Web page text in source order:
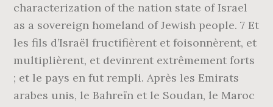
characterization of the nation state of Israel
as a sovereign homeland of Jewish people. 7 Et
les fils d’Israël fructifièrent et foisonnèrent, et
multiplièrent, et devinrent extrêmement forts
; et le pays en fut rempli. Après les Emirats
arabes unis, le Bahreïn et le Soudan, le Maroc